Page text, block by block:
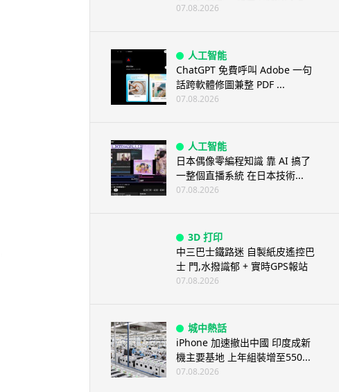
07.08.2026
人工智能
ChatGPT 免費呼叫 Adobe 一句
話跨軟體修圖兼整 PDF ...
07.08.2026
人工智能
日本偶像零編程知識 靠 AI 搞了
一整個直播系統 在日本技術...
07.08.2026
3D 打印
中三巴士鐵路迷 自製紙皮遙控巴
士 門,水撥識郁 + 實時GPS報站
07.08.2026
城中熱話
iPhone 加速撤出中國 印度成新
機主要基地 上年組裝增至550...
07.08.2026